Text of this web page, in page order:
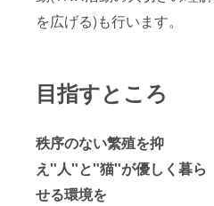
を広げる)も行います。
目指すところ
秩序のない繁殖を抑
え"人"と"猫"が優しく暮ら
せる環境を